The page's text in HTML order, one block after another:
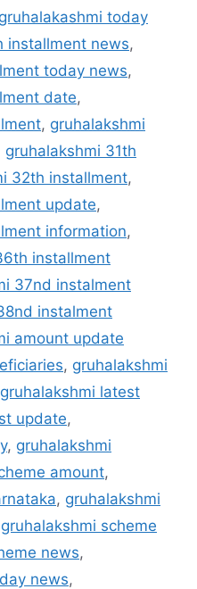
gruhalakashmi today
installment news,
today news,
date,
, gruhalakshmi
gruhalakshmi 31th
32th installment,
update,
information,
installment
37nd instalment
instalment
amount update
, gruhalakshmi
gruhalakshmi latest
update,
, gruhalakshmi
amount,
, gruhalakshmi
gruhalakshmi scheme
news,
news,